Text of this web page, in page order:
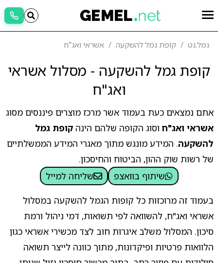
גמל.נט קופת גמל להשקעה אשראי ואג"ח
קופת גמל להשקעה - מסלול אשראי
ואג"ח
אתם נמצאים כעת בעמוד אשר מרכז מוצרים פיננסים מסוג
אשראי ואג"חוסוג הקופה שלהם הינה קופת גמל
להשקעה. המידע מונגש מתוך מאגרי המידע הממשלתיים
של רשות שוק ההון, הביטוח והחיסכון.
שיתוף בוואצפ
שליחה למייל
בעמוד זה מרוכזות כל קופות הגמל להשקעה במסלול
אשראי ואג"ח, להשוואה לפי תשואות, דמי ניהול ורמת
סיכון. המסלול משלב איגרות חוב לצד מכשירי אשראי כגון
הלוואות פרטיות ופיקדונות, מתוך כוונה לייצר תשואה